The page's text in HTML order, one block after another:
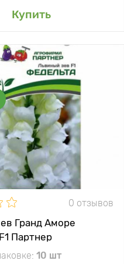
Купитьв мой сад
0 отзывов
Гранд Аморе
Партнер
10 шт
достоинством серии
является низкая
чувствительность к
длине светового дня
и исключительная
холодостойкость
20 - 25 см
20 х 20 см
солнце, полутень